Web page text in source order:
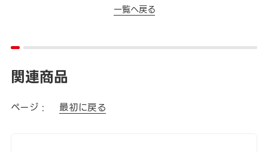
一覧へ戻る
関連商品
ページ : 最初に戻る